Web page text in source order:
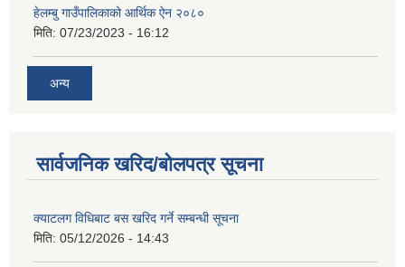
हेलम्बु गाउँपालिकाको आर्थिक ऐन २०८०
मिति: 07/23/2023 - 16:12
अन्य
सार्वजनिक खरिद/बोलपत्र सूचना
क्याटलग विधिबाट बस खरिद गर्ने सम्बन्धी सूचना
मिति: 05/12/2026 - 14:43